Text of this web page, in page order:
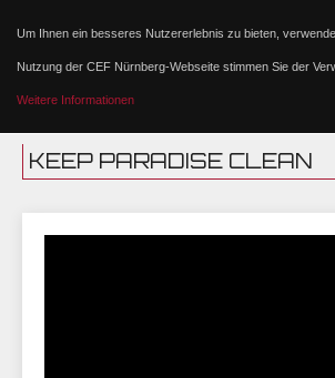
Um Ihnen ein besseres Nutzererlebnis zu bieten,
Nutzung der CEF Nürnberg-Webseite stimmen Sie der
Weitere Informationen
KEEP PARADISE CLEAN